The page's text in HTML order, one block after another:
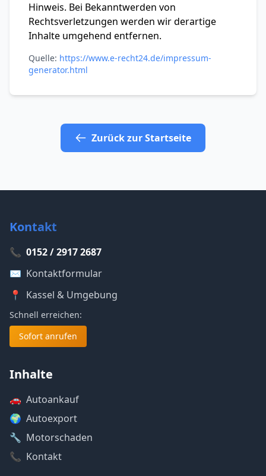
Hinweis. Bei Bekanntwerden von
Rechtsverletzungen werden wir derartige
Inhalte umgehend entfernen.
Quelle: https://www.e-recht24.de/impressum-
generator.html
Zurück zur Startseite
Kontakt
📞 0152 / 2917 2687
✉️ Kontaktformular
📍
Kassel & Umgebung
Schnell erreichen:
Sofort anrufen
Inhalte
🚗 Autoankauf
🌍 Autoexport
🔧 Motorschaden
📞 Kontakt